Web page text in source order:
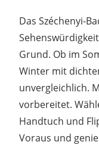
Das Széchenyi-
Grund. Ob im
Winter mit
unvergleichlich.
vorbereitet.
Handtuch und
Voraus und